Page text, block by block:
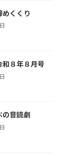
めくくり
和８年８月号
の音読劇